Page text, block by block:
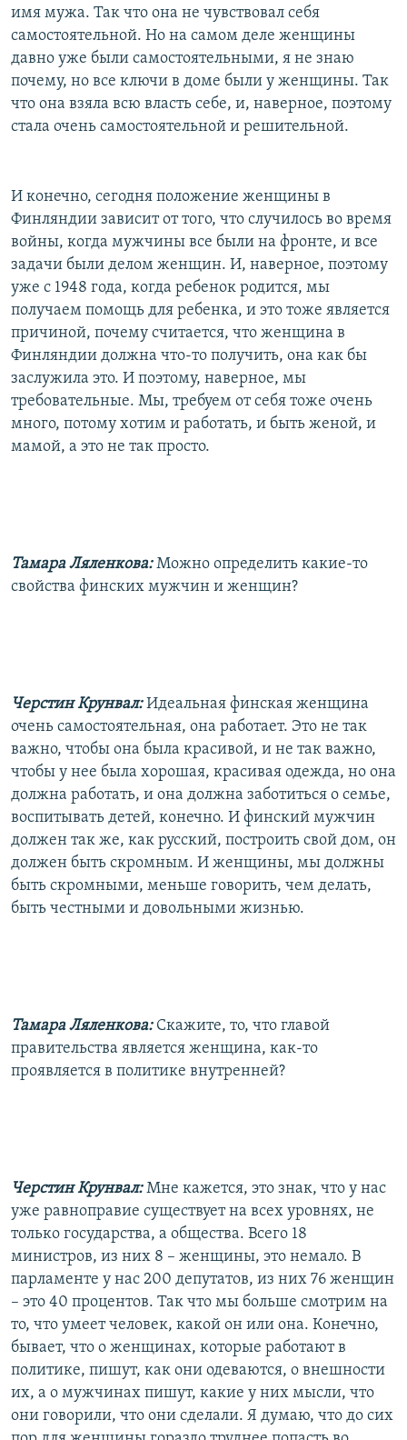
имя мужа. Так что она не чувствовал себя
самостоятельной. Но на самом деле женщины
давно уже были самостоятельными, я не знаю
почему, но все ключи в доме были у женщины. Так
что она взяла всю власть себе, и, наверное, поэтому
стала очень самостоятельной и решительной.
И конечно, сегодня положение женщины в
Финляндии зависит от того, что случилось во время
войны, когда мужчины все были на фронте, и все
задачи были делом женщин. И, наверное, поэтому
уже с 1948 года, когда ребенок родится, мы
получаем помощь для ребенка, и это тоже является
причиной, почему считается, что женщина в
Финляндии должна что-то получить, она как бы
заслужила это. И поэтому, наверное, мы
требовательные. Мы, требуем от себя тоже очень
много, потому хотим и работать, и быть женой, и
мамой, а это не так просто.
Тамара Ляленкова: Можно определить какие-то
свойства финских мужчин и женщин?
Черстин Крунвал: Идеальная финская женщина
очень самостоятельная, она работает. Это не так
важно, чтобы она была красивой, и не так важно,
чтобы у нее была хорошая, красивая одежда, но она
должна работать, и она должна заботиться о семье,
воспитывать детей, конечно. И финский мужчин
должен так же, как русский, построить свой дом, он
должен быть скромным. И женщины, мы должны
быть скромными, меньше говорить, чем делать,
быть честными и довольными жизнью.
Тамара Ляленкова: Скажите, то, что главой
правительства является женщина, как-то
проявляется в политике внутренней?
Черстин Крунвал: Мне кажется, это знак, что у нас
уже равноправие существует на всех уровнях, не
только государства, а общества. Всего 18
министров, из них 8 – женщины, это немало. В
парламенте у нас 200 депутатов, из них 76 женщин
– это 40 процентов. Так что мы больше смотрим на
то, что умеет человек, какой он или она. Конечно,
бывает, что о женщинах, которые работают в
политике, пишут, как они одеваются, о внешности
их, а о мужчинах пишут, какие у них мысли, что
они говорили, что они сделали. Я думаю, что до сих